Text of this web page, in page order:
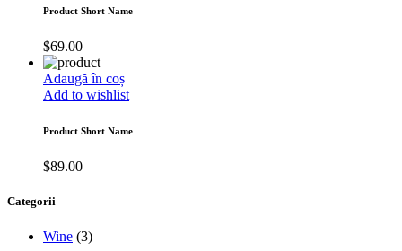
Product Short Name
$69.00
Adaugă în coș
Add to wishlist
Product Short Name
$89.00
Categorii
Wine (3)